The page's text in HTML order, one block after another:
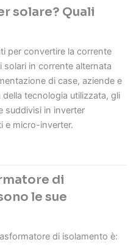
solare? Quali
per convertire la corrente
in corrente alternata
di case, aziende e
tecnologia utilizzata, gli
suddivisi in inverter
e micro-inverter.
di
le sue
di isolamento è: